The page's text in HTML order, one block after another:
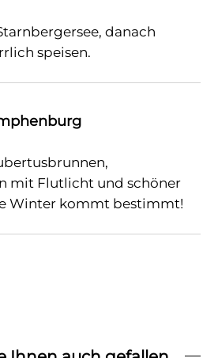
danach
speisen.
mit Flutlicht und schöner
Winter kommt bestimmt!